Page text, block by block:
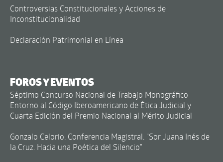
Controversias Constitucionales y Acciones de
Inconstitucionalidad
Declaración Patrimonial en Línea
FOROS Y EVENTOS
Séptimo Concurso Nacional de Trabajo Monográfico
Entorno al Código Iberoamericano de Ética Judicial y
Cuarta Edición del Premio Nacional al Mérito Judicial
Gonzalo Celorio. Conferencia Magistral. "Sor Juana Inés de
la Cruz. Hacia una Poética del Silencio"